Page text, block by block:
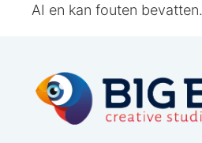
AI en kan fouten bevatten.